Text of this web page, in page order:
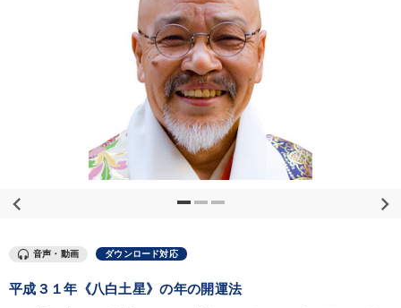
優秀各社の智恵と戦略 事業家のロマンと経営
若手異才経営者の発想 専門家のアドバイス
リーダーの器量を学ぶ
評講話
音声・動画 ダウンロード対応
平成３１年《八白土星》の年の開運法